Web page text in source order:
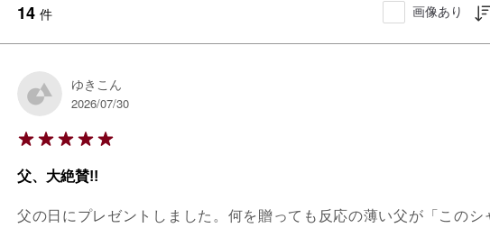
14 件 画像あり
ゆきこん
2026/07/30
父、大絶賛!!
父の日にプレゼントしました。何を贈っても反応の薄い父が「このシ